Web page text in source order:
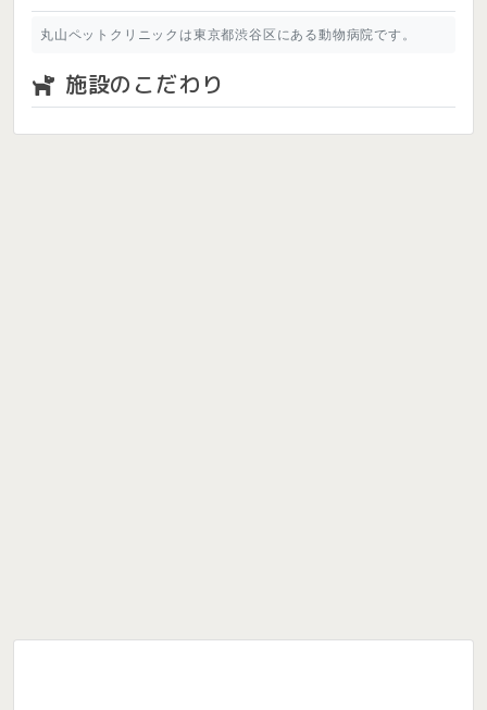
丸山ペットクリニックは東京都渋谷区にある動物病院です。
施設のこだわり